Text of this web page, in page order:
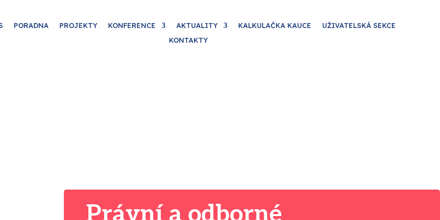
PORADNA PROJEKTY KONFERENCE AKTUALITY KALKULAČKA KAUCE
UŽIVATELSKÁ SEKCE
KONTAKTY